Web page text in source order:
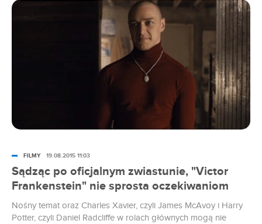
jest za to jedno - to będzie najdziwniejszy spektakl, jaki
Sądząc po oficjalnym zwiastunie, "Victor
Frankenstein" nie sprosta oczekiwaniom
Nośny temat oraz Charles Xavier, czyli James McAvoy i Harry
Potter, czyli Daniel Radcliffe w rolach głównych mogą nie
FILMY 19.08.2015 11:03